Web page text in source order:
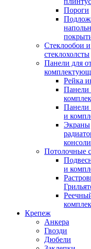
Пороги
Стеклообои и
стеклохолсты
Панели для
Рейка
Панели
и
Экраны
консоли
Потолочные
и
Крепеж
Анкера
Гвозди
Дюбели